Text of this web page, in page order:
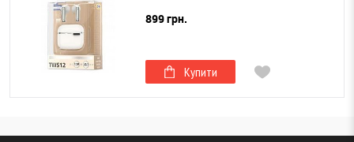
899 грн.
Купити